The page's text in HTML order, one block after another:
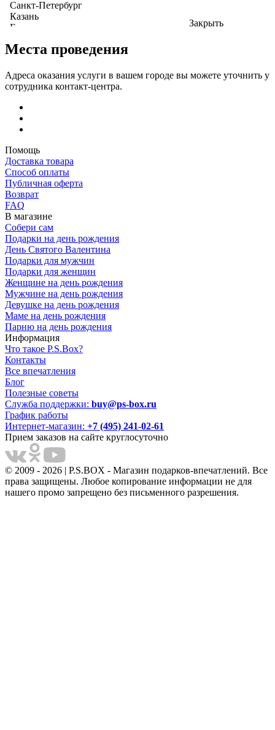
Закрыть
Места проведения
Адреса оказания услуги в вашем городе вы можете уточнить у
сотрудника контакт-центра.
Помощь
Доставка товара
Способ оплаты
Публичная оферта
Возврат
FAQ
В магазине
Собери сам
Подарки на день рождения
День Святого Валентина
Подарки для мужчин
Подарки для женщин
Женщине на день рождения
Мужчине на день рождения
Девушке на день рождения
Маме на день рождения
Парню на день рождения
Информация
Что такое P.S.Box?
Контакты
Все впечатления
Блог
Полезные советы
Служба поддержки: buy@ps-box.ru
График работы
Интернет-магазин: +7 (495) 241-02-61
Прием заказов на сайте круглосуточно
© 2009 - 2026 | P.S.BOX - Магазин подарков-впечатлений. Все
права защищены. Любое копирование информации не для
нашего промо запрещено без письменного разрешения.